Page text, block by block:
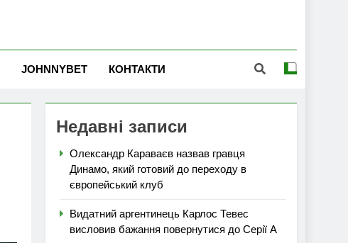
JOHNNYBET КОНТАКТИ
Недавні записи
Олександр Караваєв назвав гравця
Динамо, який готовий до переходу в
європейський клуб
Видатний аргентинець Карлос Тевес
висловив бажання повернутися до Серії А